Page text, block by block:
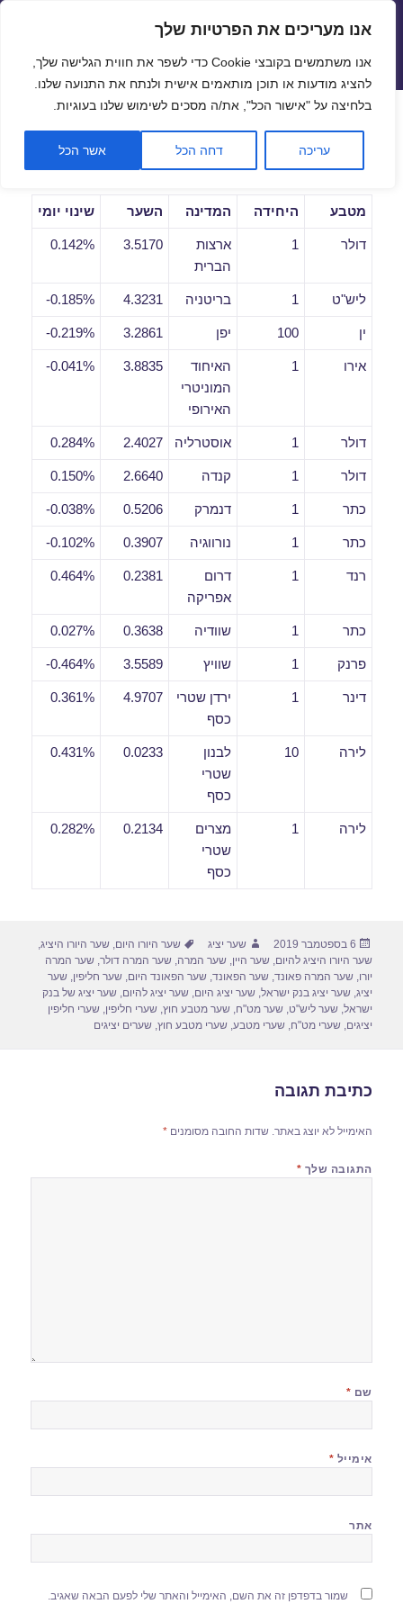
פתח
אנו מעריכים את הפרטיות שלך
אנו משתמשים בקובצי Cookie כדי לשפר את חווית הגלישה שלך,
להציג מודעות או תוכן מותאמים אישית ולנתח את התנועה שלנו.
בלחיצה על "אישור הכל", את/ה מסכים לשימוש שלנו בעוגיות.
עריכה דחה הכל אשר הכל
שערי חליפין יציגים – שער יציג
תפריטים
ווידג'טים
שערי חליפין יומיים לתאריך
06/09/2019
מטבע היחידה המדינה השער שינוי יומי
דולר 1
ארצות
הברית
3.5170
0.142%
ליש"ט 1 בריטניה 4.3231
0.185%-
ין 100 יפן 3.2861
0.219%-
אירו 1
האיחוד
המוניטרי
האירופי
3.8835
0.041%-
דולר 1 אוסטרליה 2.4027
0.284%
דולר 1 קנדה 2.6640
0.150%
כתר 1 דנמרק 0.5206
0.038%-
כתר 1 נורווגיה 0.3907
0.102%-
רנד 1
דרום
אפריקה
0.2381
0.464%
כתר 1 שוודיה 0.3638
0.027%
פרנק 1 שוויץ 3.5589
0.464%-
דינר 1
ירדן שטרי
כסף
4.9707
0.361%
לירה 10
לבנון
שטרי
כסף
0.0233
0.431%
לירה 1
מצרים
שטרי
כסף
0.2134
0.282%
פורסם
בתאריך
6 בספטמבר 2019 מחבר
שער יציג תגיות
שער היורו היום,שער היורו היציג,
שער היורו היציג להיום,שער היין,שער המרה,שער המרה דולר,שער המרה
יורו,שער המרה פאונד,שער הפאונד,שער הפאונד היום,שער חליפין,שער
יציג,שער יציג בנק ישראל,שער יציג היום,שער יציג להיום,שער יציג של בנק
ישראל,שער ליש"ט,שער מט"ח,שער מטבע חוץ,שערי חליפין,שערי חליפין
יציגים,שערי מט"ח,שערי מטבע,שערי מטבע חוץ,שערים יציגים
כתיבת תגובה
האימייל לא יוצג באתר. שדות החובה מסומנים*
התגובה שלך *
שם *
אימייל *
אתר
שמור בדפדפן זה את השם, האימייל והאתר שלי לפעם הבאה שאגיב.